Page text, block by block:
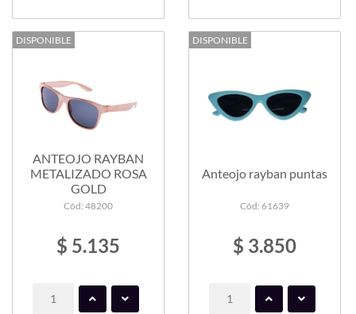
DISPONIBLE
ANTEOJO RAYBAN
METALIZADO ROSA
GOLD
Cód: 48200
$ 5.135
DISPONIBLE
Anteojo rayban puntas
Cód: 61639
$ 3.850